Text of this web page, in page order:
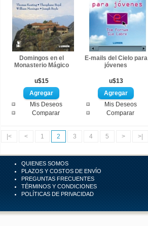
Domingos en el
Monasterio Mágico
u$15
Mis Deseos
Comparar
E-mails del Cielo para
jóvenes
u$13
Mis Deseos
Comparar
|< < 1 2 3 4 5 > >|
QUIENES SOMOS
PLAZOS Y COSTOS DE ENVÍO
PREGUNTAS FRECUENTES
TÉRMINOS Y CONDICIONES
POLÍTICAS DE PRIVACIDAD